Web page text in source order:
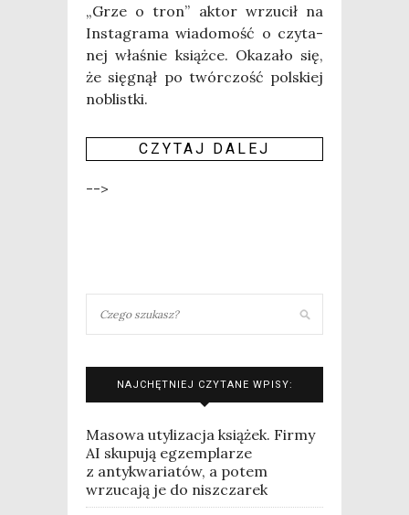
„Grze o tron” aktor wrzu­cił na
Insta­gra­ma wia­do­mość o czy­ta­
nej wła­śnie książ­ce. Oka­za­ło się,
że się­gnął po twór­czość pol­skiej
noblistki.
CZY­TAJ DALEJ
-->
NAJCHĘTNIEJ CZYTANE WPISY:
Masowa utylizacja książek. Firmy
AI skupują egzemplarze
z antykwariatów, a potem
wrzucają je do niszczarek